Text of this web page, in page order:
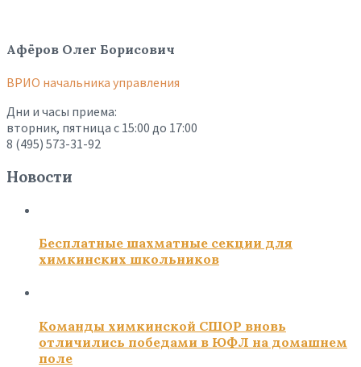
Афёров Олег Борисович
ВРИО начальника управления
Дни и часы приема:
вторник, пятница с 15:00 до 17:00
8 (495) 573-31-92
Новости
Бесплатные шахматные секции для
химкинских школьников
Команды химкинской СШОР вновь
отличились победами в ЮФЛ на домашнем
поле